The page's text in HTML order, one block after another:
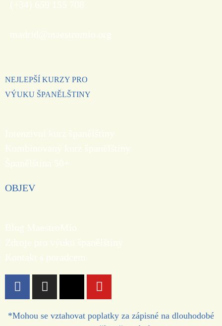
NEJLEPŠÍ KURZY PRO
VÝUKU ŠPANĚLŠTINY
OBJEV
*Mohou se vztahovat poplatky za zápisné na dlouhodobé